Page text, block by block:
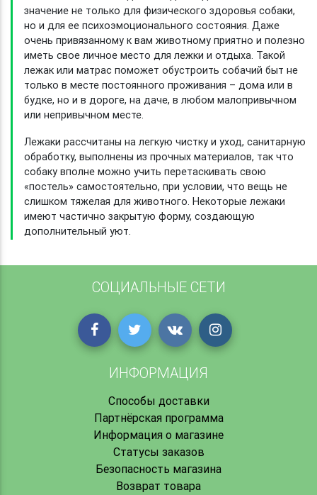
значение не только для физического здоровья собаки,
но и для ее психоэмоционального состояния. Даже
очень привязанному к вам животному приятно и полезно
иметь свое личное место для лежки и отдыха. Такой
лежак или матрас поможет обустроить собачий быт не
только в месте постоянного проживания – дома или в
будке, но и в дороге, на даче, в любом малопривычном
или непривычном месте.
Лежаки рассчитаны на легкую чистку и уход, санитарную
обработку, выполнены из прочных материалов, так что
собаку вполне можно учить перетаскивать свою
«постель» самостоятельно, при условии, что вещь не
слишком тяжелая для животного. Некоторые лежаки
имеют частично закрытую форму, создающую
дополнительный уют.
СОЦИАЛЬНЫЕ СЕТИ
ИНФОРМАЦИЯ
Способы доставки
Партнёрская программа
Информация о магазине
Статусы заказов
Безопасность магазина
Возврат товара